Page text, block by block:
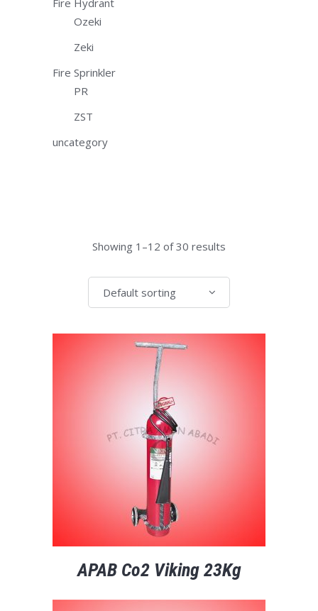
Ozeki
Zeki
Fire Sprinkler
PR
ZST
uncategory
Showing 1–12 of 30 results
Default sorting
APAB Co2 Viking 23Kg